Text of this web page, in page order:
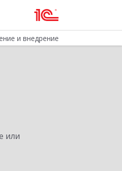
и внедрение
или